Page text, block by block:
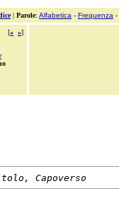
| Parole: Alfabetica - Frequenza -
[« »]
Capoverso